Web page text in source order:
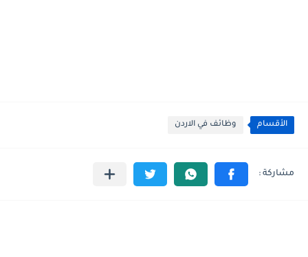
الأقسام وظائف في الاردن